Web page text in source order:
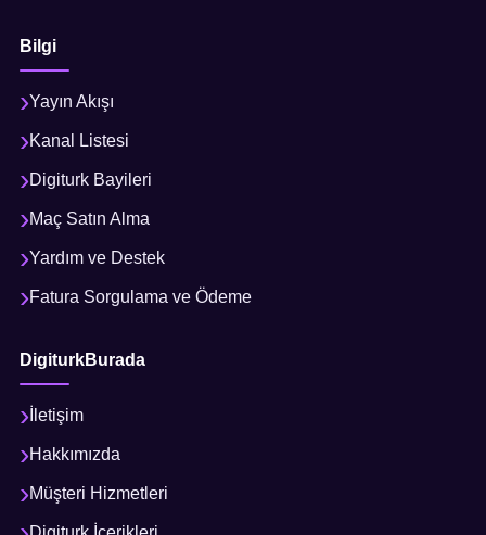
Bilgi
Yayın Akışı
Kanal Listesi
Digiturk Bayileri
Maç Satın Alma
Yardım ve Destek
Fatura Sorgulama ve Ödeme
DigiturkBurada
İletişim
Hakkımızda
Müşteri Hizmetleri